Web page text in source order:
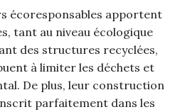
écoresponsables apportent
tant au niveau écologique
des structures recyclées,
à limiter les déchets et
De plus, leur construction
parfaitement dans les